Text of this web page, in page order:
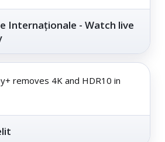
Internaționale - Watch live
removes 4K and HDR10 in